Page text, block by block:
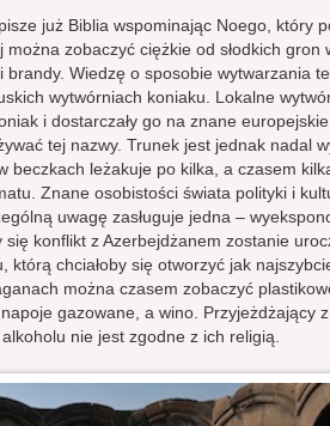
już Biblia wspominając Noego, który
zobaczyć ciężkie od słodkich gron
Wiedzę o sposobie wytwarzania
wytwórniach koniaku. Lokalne
i dostarczały go na znane europejskie
tej nazwy. Trunek jest jednak nadal
beczkach leżakuje po kilka, a czasem
Znane osobistości świata polityki i
uwagę zasługuje jedna –
konflikt z Azerbejdżanem zostanie
chciałoby się otworzyć jak
można czasem zobaczyć
gazowane, a wino. Przyjeżdżający
nie jest zgodne z ich religią.